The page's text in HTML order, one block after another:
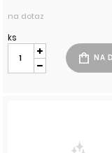
na dotaz
ks